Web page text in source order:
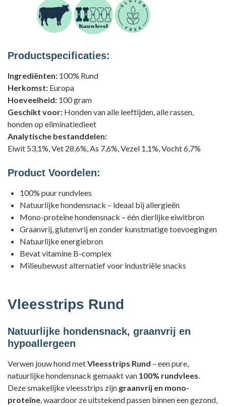
Productspecificaties:
Ingrediënten: 100% Rund
Herkomst: Europa
Hoeveelheid: 100 gram
Geschikt voor: Honden van alle leeftijden, alle rassen,
honden op eliminatiedieet
Analytische bestanddelen:
Eiwit 53,1%, Vet 28,6%, As 7,6%, Vezel 1,1%, Vocht 6,7%
Product Voordelen:
100% puur rundvlees
Natuurlijke hondensnack – ideaal bij allergieën
Mono-proteïne hondensnack – één dierlijke eiwitbron
Graanvrij, glutenvrij en zonder kunstmatige toevoegingen
Natuurlijke energiebron
Bevat vitamine B-complex
Milieubewust alternatief voor industriële snacks
Vleesstrips Rund
Natuurlijke hondensnack, graanvrij en
hypoallergeen
Verwen jouw hond metVleesstrips Rund – een pure,
natuurlijke hondensnack gemaakt van 100% rundvlees.
Deze smakelijke vleesstrips zijn graanvrij en mono-
proteïne, waardoor ze uitstekend passen binnen een gezond,